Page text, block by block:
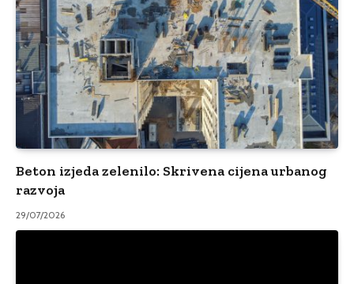
Beton izjeda zelenilo: Skrivena cijena urbanog
razvoja
29/07/2026